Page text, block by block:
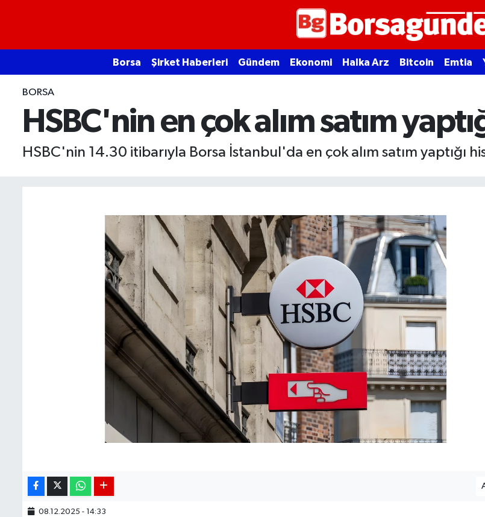
Borsa Şirket Haberleri Gündem Ekonomi Halka Arz Bitcoin Emtia
BORSA
HSBC'nin en çok alım satım
HSBC'nin 14.30 itibarıyla Borsa İstanbul'da en çok alım satım yaptığı
08.12.2025 - 14:33
Ekonomi
Emtia
Şirket Haberleri
Borsa Gundem
BIST 100 Isı Haritası
Ekonomik Takvim
Kiripto Para Piyasası
İletişim